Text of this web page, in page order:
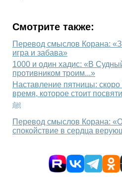
Смотрите также:
Перевод смыслов Корана:
игра и забава»
1000 и один хадис: «В
противником троим...»
Наставление пятницы:
время, которое стоит
ﷺ
Перевод смыслов Корана:
спокойствие в сердца